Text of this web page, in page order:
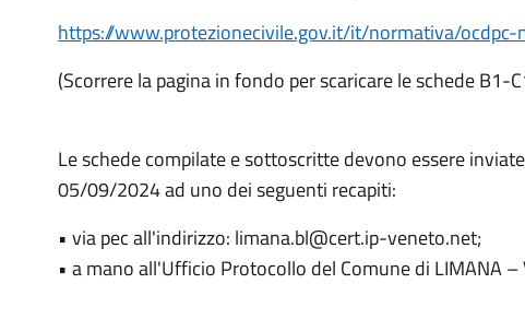
https://www.protezionecivile.gov.it/it/normativa/
(Scorrere la pagina in fondo per scaricare le schede B1-
Le schede compilate e sottoscritte devono essere
05/09/2024 ad uno dei seguenti recapiti:
• via pec all'indirizzo: limana.bl@cert.ip-veneto.net;
• a mano all'Ufficio Protocollo del Comune di LIMANA –